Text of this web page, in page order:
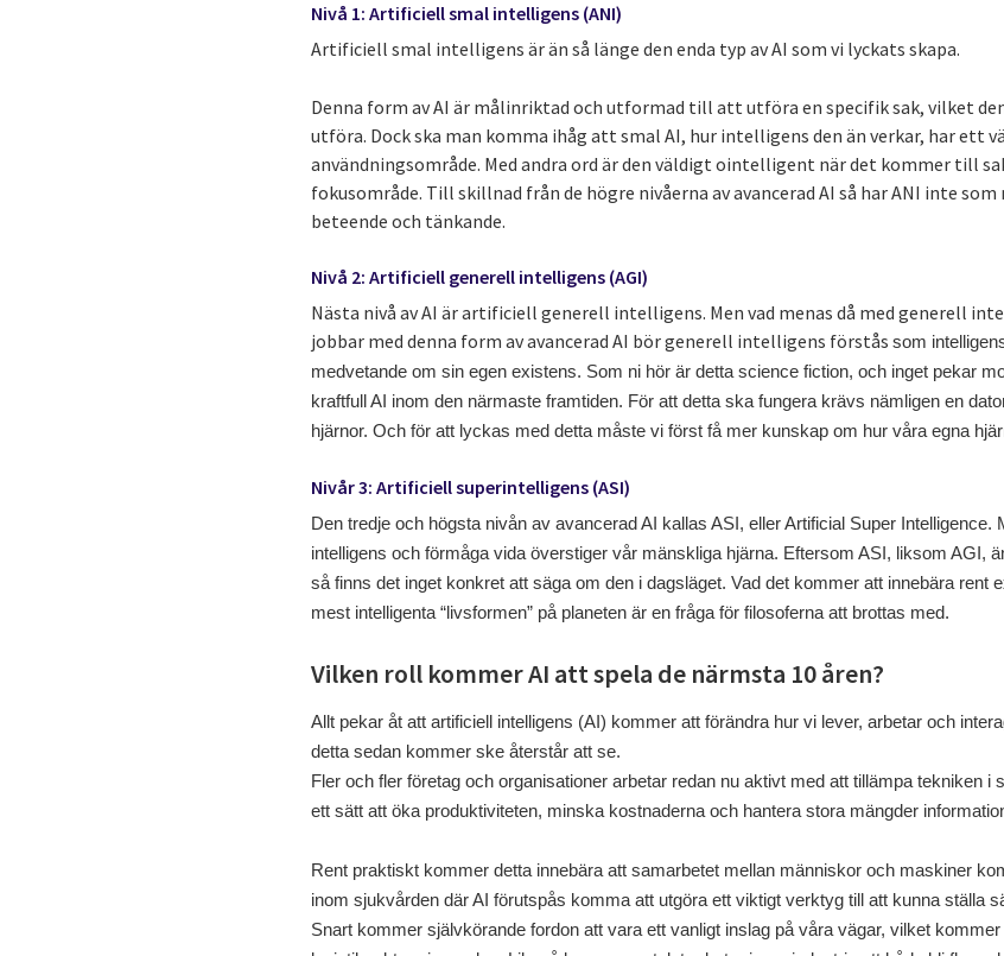
Nivå 1: Artificiell smal intelligens (ANI)
Artificiell smal intelligens är än så länge den enda typ av AI som vi lyckats skapa.
Denna form av AI är målinriktad och utformad till att utföra en specifik sak, vilket
utföra. Dock ska man komma ihåg att smal AI, hur intelligens den än verkar, har ett
användningsområde. Med andra ord är den väldigt ointelligent när det kommer till
fokusområde. Till skillnad från de högre nivåerna av avancerad AI så har ANI inte
beteende och tänkande.
Nivå 2: Artificiell generell intelligens (AGI)
Nästa nivå av AI är artificiell generell intelligens. Men vad menas då med generell
jobbar med denna form av avancerad AI bör generell intelligens förståssom
medvetande om sin egen existens. Som ni hör är detta science fiction, och inget pekar
kraftfull AI inom den närmaste framtiden. För att detta ska fungera krävs nämligen en
hjärnor. Och för att lyckas med detta måste vi först få mer kunskap om hur våra egna
Nivår 3: Artificiell superintelligens (ASI)
Den tredje och högsta nivån av avancerad AI kallas ASI, eller Artificial Super
intelligens och förmåga vida överstiger vår mänskliga hjärna. Eftersom ASI, liksom AGI,
så finns det inget konkret att säga om den i dagsläget. Vad det kommer att innebära rent
mest intelligenta “livsformen” på planeten är en fråga för filosoferna att brottas med.
Vilken roll kommer AI att spela de närmsta 10 åren?
Allt pekar åt att artificiell intelligens (AI) kommer att förändra hur vi lever, arbetar och
detta sedan kommer ske återstår att se.
Fler och fler företag och organisationer arbetar redan nu aktivt med att tillämpa tekniken i
ett sätt att öka produktiviteten, minska kostnaderna och hantera stora mängder
Rent praktiskt kommer detta innebära att samarbetet mellan människor och maskiner
inom sjukvården där AI förutspås komma att utgöra ett viktigt verktyg till att kunna ställa
Snart kommer självkörande fordon att vara ett vanligt inslag på våra vägar, vilket